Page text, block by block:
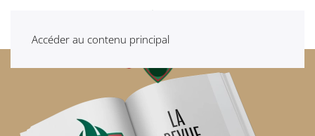
Accéder au contenu principal